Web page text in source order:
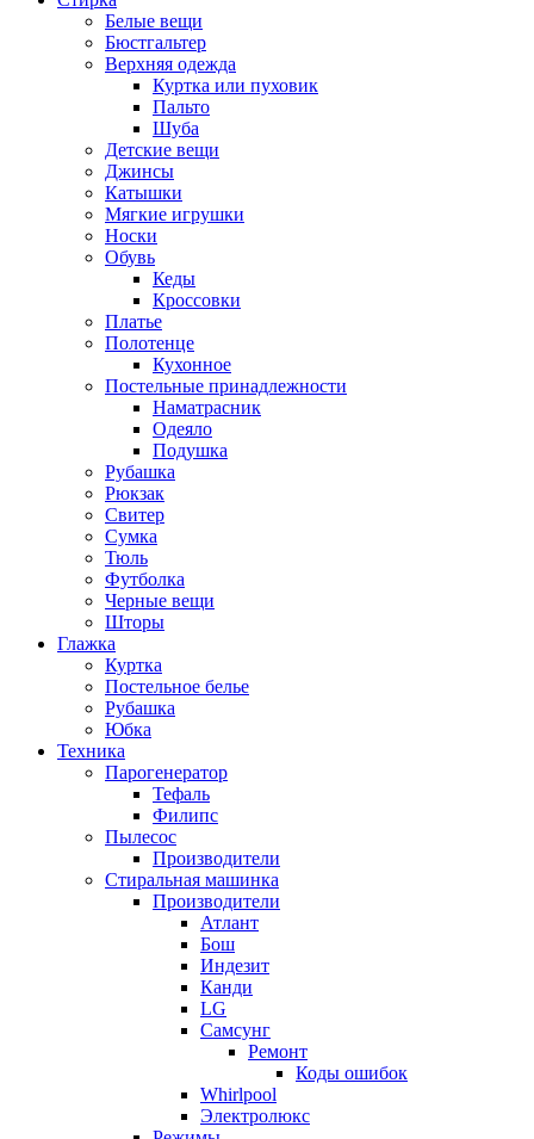
Белые вещи
Бюстгальтер
Верхняя одежда
Куртка или пуховик
Пальто
Шуба
Детские вещи
Джинсы
Катышки
Мягкие игрушки
Носки
Обувь
Кеды
Кроссовки
Платье
Полотенце
Кухонное
Постельные принадлежности
Наматрасник
Одеяло
Подушка
Рубашка
Рюкзак
Свитер
Сумка
Тюль
Футболка
Черные вещи
Шторы
Глажка
Куртка
Постельное белье
Рубашка
Юбка
Техника
Парогенератор
Тефаль
Филипс
Пылесос
Производители
Стиральная машинка
Производители
Атлант
Бош
Индезит
Канди
LG
Самсунг
Ремонт
Коды ошибок
Whirlpool
Электролюкс